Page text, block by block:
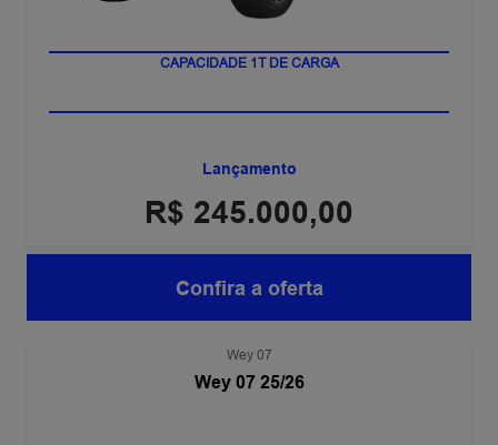
CAPACIDADE 1T DE CARGA
Lançamento
R$ 245.000,00
Confira a oferta
Wey 07
Wey 07 25/26